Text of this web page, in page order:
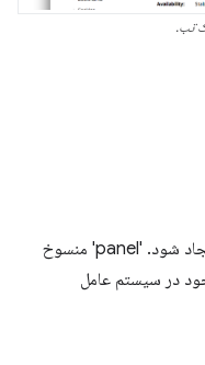
تب.
مشخص می‌کند چه نوع پنجره مرورگری ایجاد شود. 'panel' منسوخ
در سیستم عامل